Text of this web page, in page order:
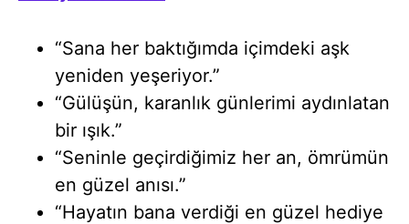
“Sana her baktığımda içimdeki aşk
yeniden yeşeriyor.”
“Gülüşün, karanlık günlerimi aydınlatan
bir ışık.”
“Seninle geçirdiğimiz her an, ömrümün
en güzel anısı.”
“Hayatın bana verdiği en güzel hediye